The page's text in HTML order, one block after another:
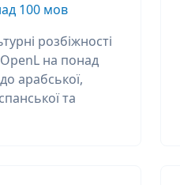
100 мов
розбіжності
на понад
арабської,
та